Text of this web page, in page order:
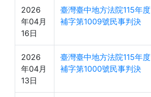
2026
年04月
16日
臺灣臺中地方法院115年度
補字第1009號民事判決
2026
年04月
13日
臺灣臺中地方法院115年度
補字第1000號民事判決